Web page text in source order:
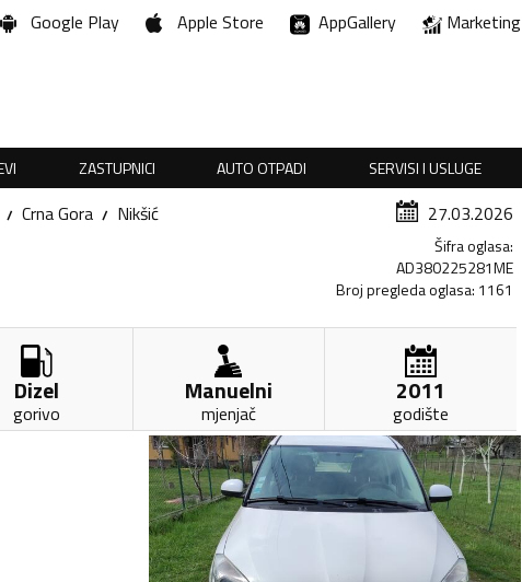
Google Play Apple Store AppGallery Marketing
ZASTUPNICI AUTO OTPADI SERVISI I USLUGE
Crna Gora Nikšić 27.03.2026
Šifra oglasa:
AD380225281ME
Broj pregleda oglasa: 1161
Dizel
gorivo
Manuelni
mjenjač
2011
godište